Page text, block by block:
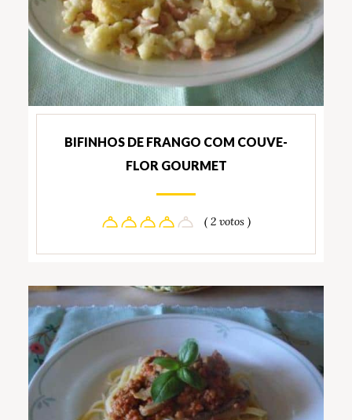
BIFINHOS DE FRANGO COM COUVE-
FLOR GOURMET
( 2 votos )